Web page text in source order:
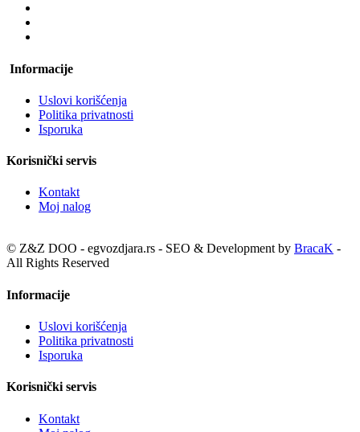
Informacije
Uslovi korišćenja
Politika privatnosti
Isporuka
Korisnički servis
Kontakt
Moj nalog
© Z&Z DOO - egvozdjara.rs - SEO & Development by BracaK -
All Rights Reserved
Informacije
Uslovi korišćenja
Politika privatnosti
Isporuka
Korisnički servis
Kontakt